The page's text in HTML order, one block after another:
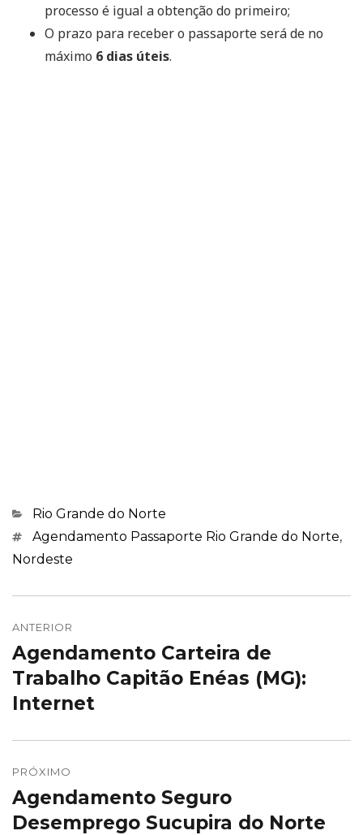
processo é igual a obtenção do primeiro;
O prazo para receber o passaporte será de no
máximo 6 dias úteis.
Categorias
Rio Grande do Norte
Marcações
Agendamento Passaporte Rio Grande do Norte,
Nordeste
de
Post
ANTERIOR
Post
anterior:
Agendamento Carteira de
Trabalho Capitão Enéas (MG):
Internet
PRÓXIMO
Próximo
post:
Agendamento Seguro
Desemprego Sucupira do Norte